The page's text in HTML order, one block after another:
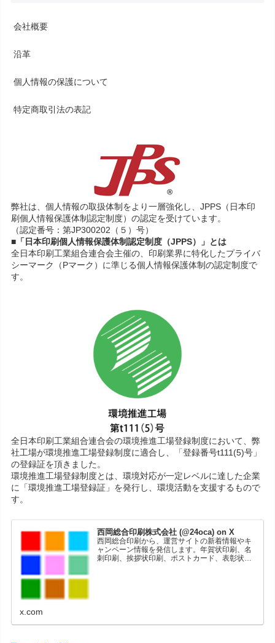
会社概要
沿革
個人情報の保護について
特定商取引法の表記
弊社は、個人情報の取扱体制をより一層強化し、JPPS（日本印
刷個人情報保護体制認定制度）の認定を受けています。
（認定番号：第JP300202（５）号）
■「日本印刷個人情報保護体制認定制度（JPPS）」とは
全日本印刷工業組合連合会主催の、印刷業界に特化したプライバ
シーマーク（Pマーク）に準じる個人情報保護体制の認定制度で
す。
全日本印刷工業組合連合会の環境推進工場登録制度において、弊
社工場が環境推進工場登録制度に適合し、「登録番号t111(5)号」
の登録証を頂きました。
環境推進工場登録制度とは、環境対応が一定レベルに達した企業
に「環境推進工場登録証」を発行し、環境活動を支援するもので
す。
西岡総合印刷株式会社 (@24oca) on X
西岡総合印刷から、運営サイトの新着情報やキ
ャンペーン情報を発信します。年賀状印刷、名
刺印刷、挨拶状印刷、ポストカード、表彰状印
x.com